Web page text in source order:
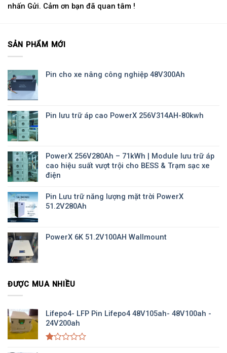
nhấn Gửi. Cảm ơn bạn đã quan tâm !
SẢN PHẨM MỚI
Pin cho xe nâng công nghiệp 48V300Ah
Pin lưu trữ áp cao PowerX 256V314AH-80kwh
PowerX 256V280Ah – 71kWh | Module lưu trữ áp
cao hiệu suất vượt trội cho BESS & Trạm sạc xe
điện
Pin Lưu trữ năng lượng mặt trời PowerX
51.2V280Ah
PowerX 6K 51.2V100AH Wallmount
ĐƯỢC MUA NHIỀU
Lifepo4- LFP Pin Lifepo4 48V105ah- 48V100ah -
24V200ah